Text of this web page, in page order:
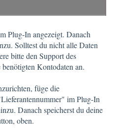
Plug-In angezeigt. Danach
Solltest du nicht alle Daten
bitte den Support des
Kontodaten an.
füge die
im Plug-In
Danach speicherst du deine
oben.